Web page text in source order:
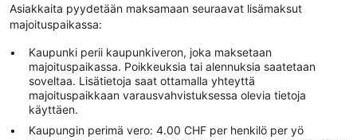
Asiakkaita pyydetään maksamaan seuraavat lisämaksut
majoituspaikassa:
Kaupunki perii kaupunkiveron, joka maksetaan
majoituspaikassa. Poikkeuksia tai alennuksia saatetaan
soveltaa. Lisätietoja saat ottamalla yhteyttä
majoituspaikkaan varausvahvistuksessa olevia tietoja
käyttäen.
Kaupungin perimä vero: 4.00 CHF per henkilö per yö